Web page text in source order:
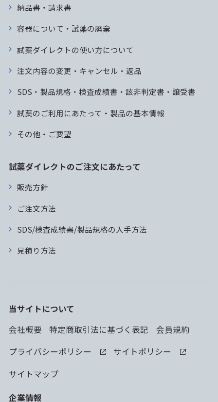
納品書・請求書
容器について・試薬の廃棄
試薬ダイレクトの使い方について
注文内容の変更・キャンセル・返品
SDS・製品規格・検査成績書・該非判定書・譲受書
試薬のご利用にあたって・製品の基本情報
その他・ご要望
試薬ダイレクトのご注文にあたって
販売方針
ご注文方法
SDS/検査成績書/製品規格の入手方法
見積り方法
当サイトについて
会社概要
特定商取引法に基づく表記
会員規約
プライバシーポリシー
サイトポリシー
サイトマップ
企業情報